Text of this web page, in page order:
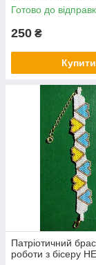
Готово до
250 ₴
Купити
Патріотичний
роботи з бісеру